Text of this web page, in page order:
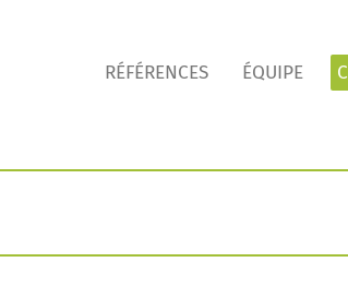
RÉFÉRENCES ÉQUIPE